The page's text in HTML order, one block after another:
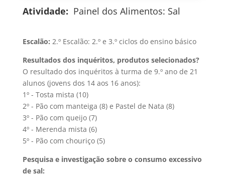
Atividade: Painel dos Alimentos: Sal
Escalão: 2.º Escalão: 2.º e 3.º ciclos do ensino básico
Resultados dos inquéritos, produtos selecionados?
O resultado dos inquéritos à turma de 9.º ano de 21
alunos (jovens dos 14 aos 16 anos):
1º - Tosta mista (10)
2º - Pão com manteiga (8) e Pastel de Nata (8)
3º - Pão com queijo (7)
4º - Merenda mista (6)
5º - Pão com chouriço (5)
Pesquisa e investigação sobre o consumo excessivo
de sal: